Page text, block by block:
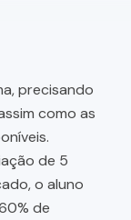
precisando
como as
de 5
o aluno
de